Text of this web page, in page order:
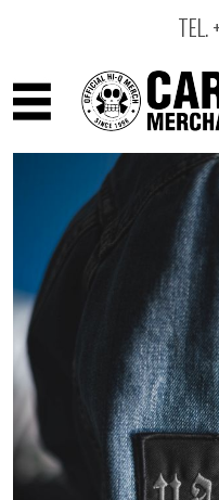
TEL.
ARTYŚCI
PRODUKTY
OUTLET